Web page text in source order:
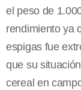
el peso de
rendimiento ya
espigas fue
que su
cereal en